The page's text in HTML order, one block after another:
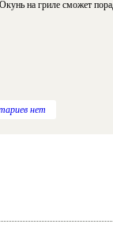
на гриле сможет
нет